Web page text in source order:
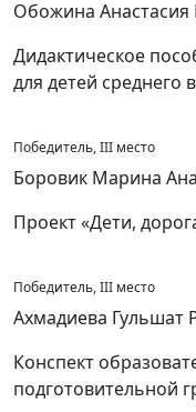
Обожина
Дидактическое
для детей среднего
Победитель, III место
Боровик Марина
Проект «Дети,
Победитель, III место
Ахмадиева Гульшат
Конспект
подготовительной